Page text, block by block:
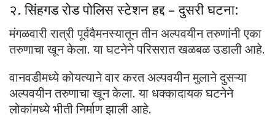
२. सिंहगड रोड पोलिस स्टेशन हद्द – दुसरी घटना:
मंगळवारी रात्री पूर्ववैमनस्यातून तीन अल्पवयीन तरुणांनी एका
तरुणाचा खून केला. या घटनेने परिसरात खळबळ उडाली आहे.
वानवडीमध्ये कोयत्याने वार करत अल्पवयीन मुलाने दुसऱ्या
अल्पवयीन तरुणाचा खून केला. या धक्कादायक घटनेने
लोकांमध्ये भीती निर्माण झाली आहे.